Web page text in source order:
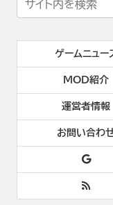
ゲームニュー
MOD紹介
運営者情報
お問い合わ